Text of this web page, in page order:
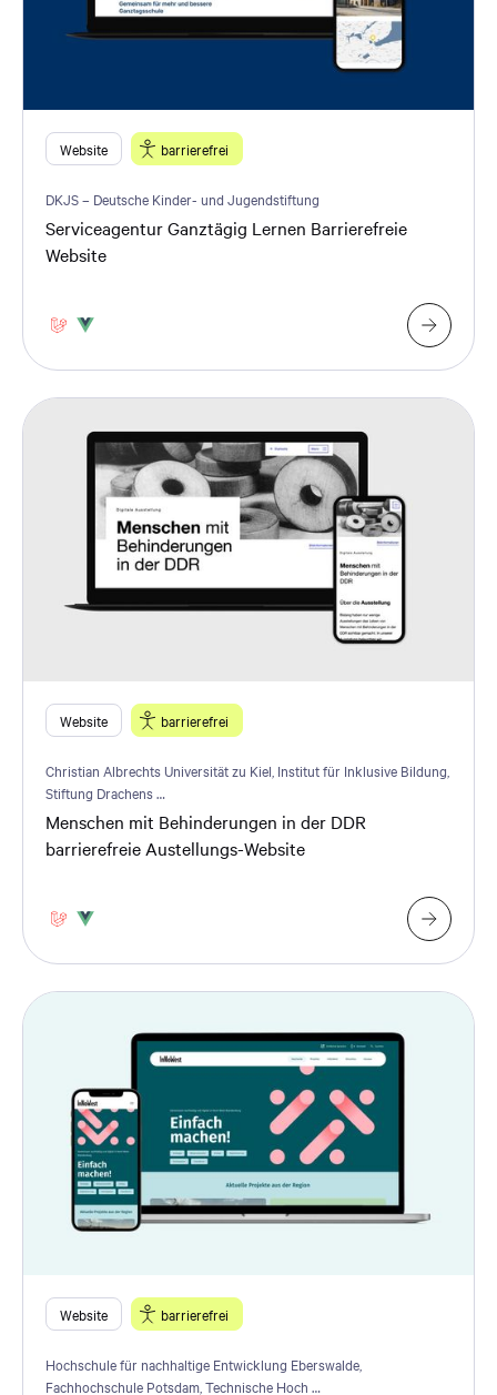
Website barrierefrei
DKJS – Deutsche Kinder- und Jugendstiftung
Serviceagentur Ganztägig Lernen Barrierefreie
Website
Website barrierefrei
Christian Albrechts Universität zu Kiel, Institut für Inklusive Bildung,
Stiftung Drachens …
Menschen mit Behinderungen in der DDR
barrierefreie Austellungs-Website
Website barrierefrei
Hochschule für nachhaltige Entwicklung Eberswalde,
Fachhochschule Potsdam, Technische Hoch …